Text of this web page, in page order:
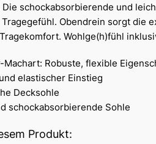
Die schockabsorbierende und
Obendrein sorgt die
Wohlge(h)fühl
Robuste, flexible
elastischer Einstieg
Decksohle
schockabsorbierende Sohle
Produkt: